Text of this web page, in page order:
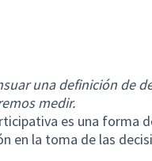
una definición de
medir.
es una forma
en la toma de las